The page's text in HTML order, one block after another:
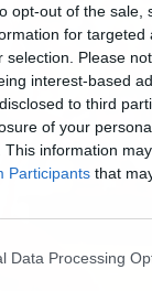
opt-out of the
for
selection. Please
interest-based
to third
of your
This information
Participants that
Data Processing